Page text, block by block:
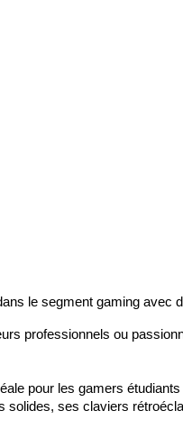
le segment gaming avec
professionnels ou
pour les gamers
solides, ses claviers